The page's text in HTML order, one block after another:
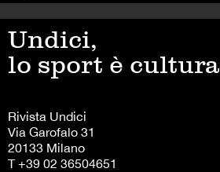
Undici,
lo sport è cultura
Rivista Undici
Via Garofalo 31
20133 Milano
T +39 02 36504651